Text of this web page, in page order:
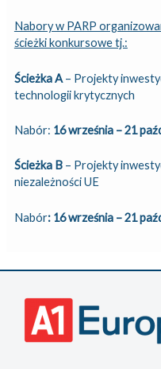
Nabory w PARP
ścieżki konkursowe tj.:
Ścieżka A– Projekty
technologii krytycznych
Nabór: 16 września – 21
Ścieżka B– Projekty
niezależności UE
Nabór: 16 września – 21